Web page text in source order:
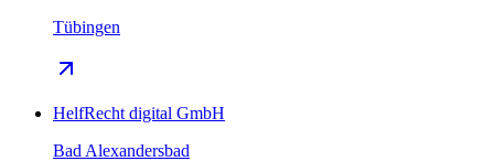
Tübingen
HelfRecht digital GmbH
Bad Alexandersbad